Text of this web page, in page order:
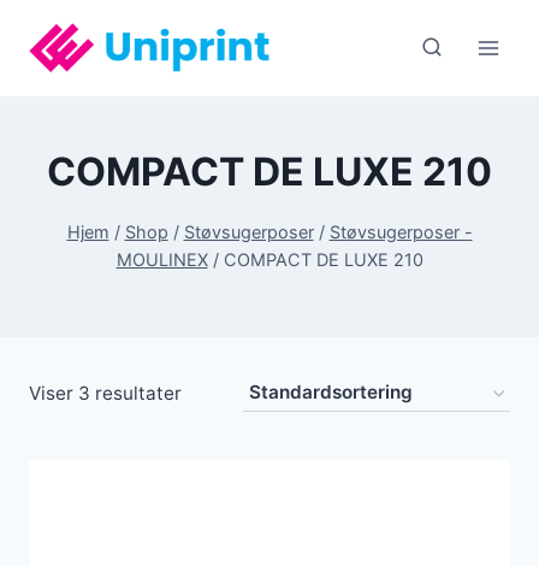
indhold
COMPACT DE LUXE 210
Hjem / Shop / Støvsugerposer / Støvsugerposer -
MOULINEX / COMPACT DE LUXE 210
Viser 3 resultater